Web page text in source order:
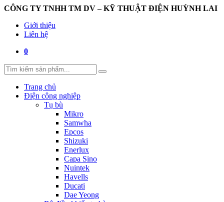
CÔNG TY TNHH TM DV – KỸ THUẬT ĐIỆN HUỲNH LAI
Giới thiệu
Liên hệ
0
Trang chủ
Điện công nghiệp
Tụ bù
Mikro
Samwha
Epcos
Shizuki
Enerlux
Capa Sino
Nuintek
Havells
Ducati
Dae Yeong